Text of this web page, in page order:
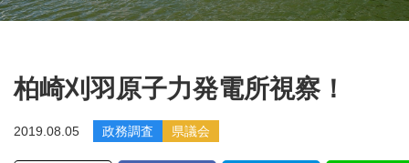
柏崎刈羽原子力発電所視察！
2019.08.05 政務調査 県議会